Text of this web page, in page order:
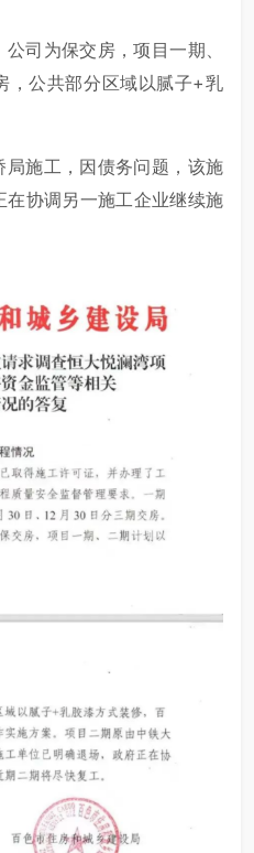
司为保交房，项目一期、
，公共部分区域以腻子+乳
施工，因债务问题，该施
协调另一施工企业继续施